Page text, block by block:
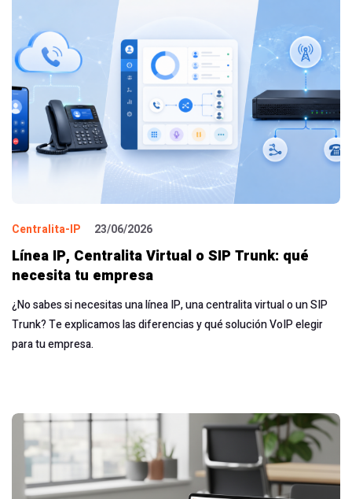
Centralita-IP 23/06/2026
Línea IP, Centralita Virtual o SIP Trunk: qué
necesita tu empresa
¿No sabes si necesitas una línea IP, una centralita virtual o un SIP
Trunk? Te explicamos las diferencias y qué solución VoIP elegir
para tu empresa.